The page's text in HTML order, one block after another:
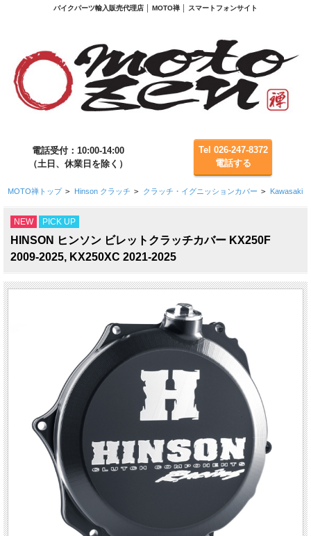
バイクパーツ輸入販売代理店 │ MOTO禅 │ スマートフォンサイト
電話受付：10:00-14:00
（土日、休業日を除く）
Tel 026-247-8372
電話する
MOTO禅トップ > Hinson クラッチ > クラッチ・イグニッションカバー > Kawasaki
NEW PICK UP
HINSON ヒンソン ビレットクラッチカバー KX250F
2009-2025, KX250XC 2021-2025